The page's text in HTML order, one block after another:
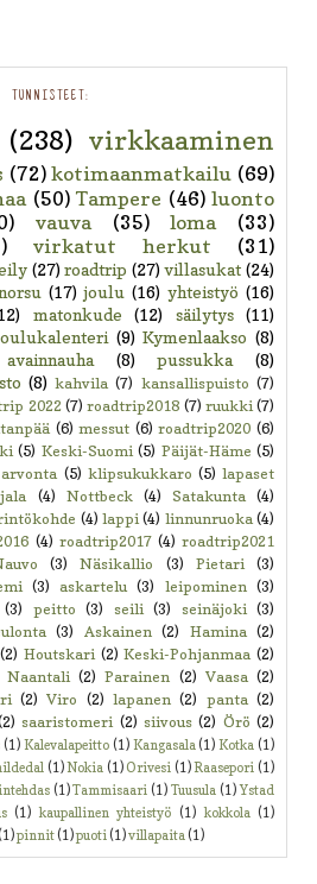
TUNNISTEET:
(238) virkkaaminen
(72) kotimaanmatkailu (69)
(50) Tampere (46) luonto
vauva (35) loma
(33)
virkatut herkut (31)
(27) roadtrip (27) villasukat (24)
(17) joulu (16) yhteistyö (16)
matonkude (12) säilytys
(11)
(9) Kymenlaakso (8)
avainnauha (8) pussukka
(8)
(8) kahvila (7) kansallispuisto (7)
2022 (7) roadtrip2018 (7) ruukki (7)
(6) messut (6) roadtrip2020 (6)
(5) Keski-Suomi (5) Päijät-Häme (5)
arvonta (5) klipsukukkaro (5) lapaset
(4) Nottbeck (4) Satakunta
(4)
(4) lappi (4) linnunruoka (4)
(4) roadtrip2017 (4) roadtrip2021
(3) Näsikallio (3) Pietari
(3)
(3) askartelu (3) leipominen (3)
(3) peitto (3) seili (3) seinäjoki (3)
(3) Askainen (2) Hamina (2)
(2) Houtskari (2) Keski-Pohjanmaa (2)
Naantali (2) Parainen (2) Vaasa (2)
(2) Viro (2) lapanen (2) panta (2)
saaristomeri (2) siivous (2) Örö (2)
(1) Kalevalapeitto (1) Kangasala (1) Kotka (1)
(1)Nokia (1) Orivesi (1)Raasepori (1)
(1) Tammisaari (1) Tuusula (1) Ystad
(1) kaupallinen yhteistyö (1) kokkola (1)
pinnit(1)puoti(1)villapaita(1)